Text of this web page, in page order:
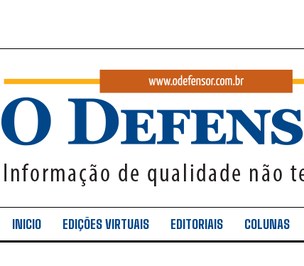
INICIO EDIÇÕES VIRTUAIS EDITORIAIS COLUNAS